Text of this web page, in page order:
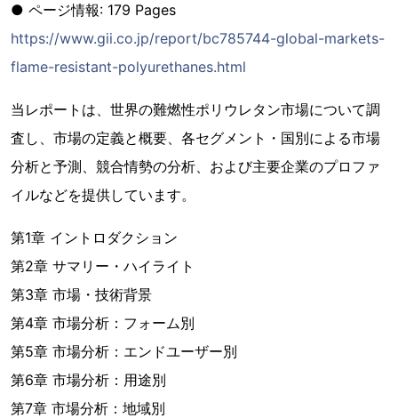
● ページ情報: 179 Pages
https://www.gii.co.jp/report/bc785744-global-markets-
flame-resistant-polyurethanes.html
当レポートは、世界の難燃性ポリウレタン市場について調
査し、市場の定義と概要、各セグメント・国別による市場
分析と予測、競合情勢の分析、および主要企業のプロファ
イルなどを提供しています。
第1章 イントロダクション
第2章 サマリー・ハイライト
第3章 市場・技術背景
第4章 市場分析：フォーム別
第5章 市場分析：エンドユーザー別
第6章 市場分析：用途別
第7章 市場分析：地域別